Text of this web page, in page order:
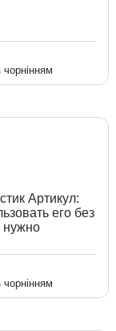
чорнінням
Артикул:
его без
нужно
чорнінням